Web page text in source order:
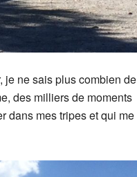
je ne sais plus combien de
des milliers de moments
dans mes tripes et qui me